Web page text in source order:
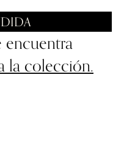
encuentra
la colección.